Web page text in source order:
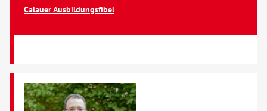
Calauer Ausbildungsfibel